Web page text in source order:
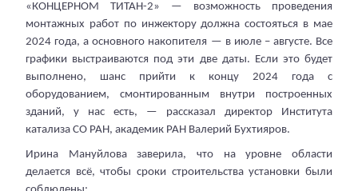
«КОНЦЕРНОМ ТИТАН-2» — возможность проведения
монтажных работ по инжектору должна состояться в мае
2024 года, а основного накопителя — в июле – августе. Все
графики выстраиваются под эти две даты. Если это будет
выполнено, шанс прийти к концу 2024 года с
оборудованием, смонтированным внутри построенных
зданий, у нас есть, — рассказал директор Института
катализа СО РАН, академик РАН Валерий Бухтияров.
Ирина Мануйлова заверила, что на уровне области
делается всё, чтобы сроки строительства установки были